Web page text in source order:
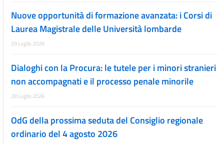
Nuove opportunità di formazione avanzata: i Corsi di
Laurea Magistrale delle Università lombarde
29 Luglio 2026
Dialoghi con la Procura: le tutele per i minori stranieri
non accompagnati e il processo penale minorile
28 Luglio 2026
OdG della prossima seduta del Consiglio regionale
ordinario del 4 agosto 2026